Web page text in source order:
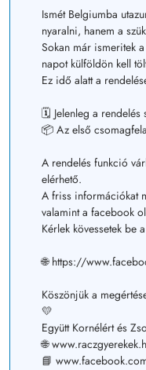
Ismét Belgiumba
nyaralni, hanem a
Sokan már ismeritek
napot külföldön kell
Ez idő alatt a
🗓️ Jelenleg a rendelés
📦 Az első
A rendelés funkció
elérhető.
A friss információkat
valamint a facebook
Kérlek kövessetek be
🌐 https://
Köszönjük a
💛
Együtt Kornélért és
🌐
📘